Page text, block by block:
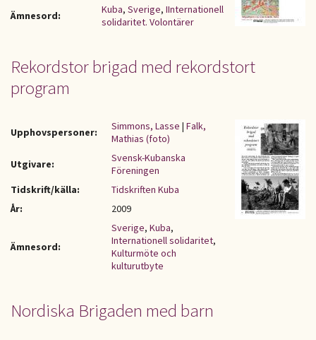
Ämnesord:
Kuba, Sverige, IInternationell
solidaritet. Volontärer
Rekordstor brigad med rekordstort
program
Upphovspersoner: Simmons, Lasse | Falk,
Mathias (foto)
Utgivare:
Svensk-Kubanska
Föreningen
Tidskrift/källa:
Tidskriften Kuba
År:
2009
Ämnesord:
Sverige, Kuba,
Internationell solidaritet,
Kulturmöte och
kulturutbyte
Nordiska Brigaden med barn